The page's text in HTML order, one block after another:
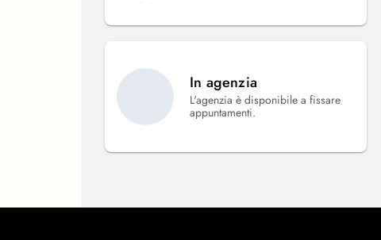
In agenzia
L'agenzia è disponibile a fissare
appuntamenti.